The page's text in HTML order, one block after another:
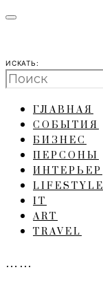
ИСКАТЬ:
ГЛАВНАЯ
СОБЫТИЯ
БИЗНЕС
ПЕРСОНЫ
ИНТЕРЬЕР
LIFESTYLE
IT
ART
TRAVEL
……